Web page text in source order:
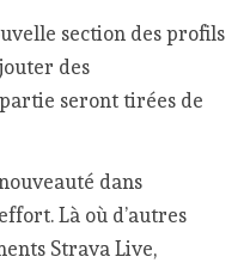
section des profils
des
seront tirées de
dans
Là où d’autres
Strava Live,